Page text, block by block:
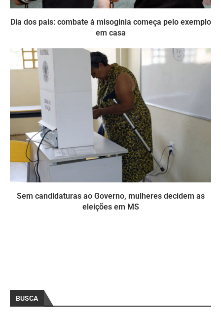
Dia dos pais: combate à misoginia começa pelo exemplo
em casa
Sem candidaturas ao Governo, mulheres decidem as
eleições em MS
BUSCA